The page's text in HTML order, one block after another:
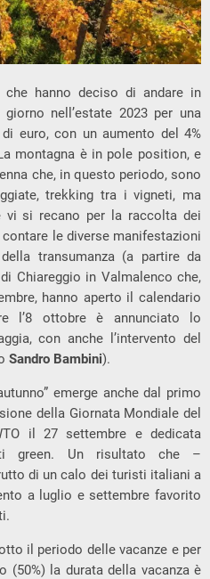
hanno deciso di andare in
nell’estate 2023 per una
euro, con un aumento del 4%
montagna è in pole position, e
che, in questo periodo, sono
trekking tra i vigneti, ma
vi si recano per la raccolta dei
le diverse manifestazioni
transumanza (a partire da
Chiareggio in Valmalenco che,
hanno aperto il calendario
l’8 ottobre è annunciato lo
con anche l’intervento del
Sandro Bambini).
emerge anche dal primo
della Giornata Mondiale del
il 27 settembre e dedicata
green. Un risultato che –
di un calo dei turisti italiani a
a luglio e settembre favorito
il periodo delle vacanze e per
(50%) la durata della vacanza è